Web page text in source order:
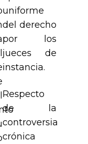
uniforme
del derecho
por los
jueces de
instancia.
Respecto
de la
controversia
crónica